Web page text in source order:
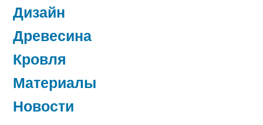
Дизайн
Древесина
Кровля
Материалы
Новости